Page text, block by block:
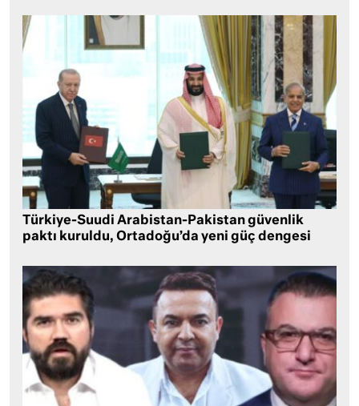
Türkiye-Suudi Arabistan-Pakistan güvenlik
paktı kuruldu, Ortadoğu’da yeni güç dengesi